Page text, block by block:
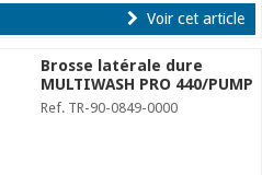
Voir cet article
Brosse latérale dure
MULTIWASH PRO 440/PUMP
Ref. TR-90-0849-0000